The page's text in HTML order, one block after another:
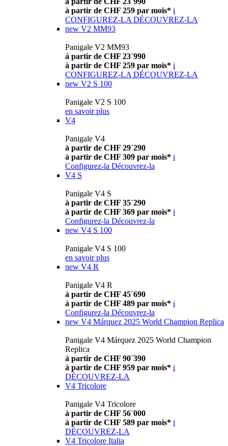
à partir de CHF 259 par mois* i
CONFIGUREZ-LA DÉCOUVREZ-LA
new V2 MM93
Panigale V2 MM93
à partir de CHF 23´990
à partir de CHF 259 par mois* i
CONFIGUREZ-LA DÉCOUVREZ-LA
new V2 S 100
Panigale V2 S 100
en savoir plus
V4
Panigale V4
à partir de CHF 29´290
à partir de CHF 309 par mois* i
Configurez-la Découvrez-la
V4 S
Panigale V4 S
à partir de CHF 35´290
à partir de CHF 369 par mois* i
Configurez-la Découvrez-la
new V4 S 100
Panigale V4 S 100
en savoir plus
new V4 R
Panigale V4 R
à partir de CHF 45´690
à partir de CHF 489 par mois* i
Configurez-la Découvrez-la
new V4 Márquez 2025 World Champion Replica
Panigale V4 Márquez 2025 World Champion
Replica
à partir de CHF 90´390
à partir de CHF 959 par mois* i
DÉCOUVREZ-LA
V4 Tricolore
Panigale V4 Tricolore
à partir de CHF 56´000
à partir de CHF 589 par mois* i
DÉCOUVREZ-LA
V4 Tricolore Italia